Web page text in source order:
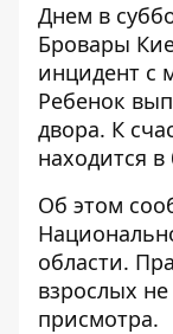
Днем в
Бровары
инцидент с
Ребенок
двора. К
находится
Об этом
области.
взрослых
присмотра.